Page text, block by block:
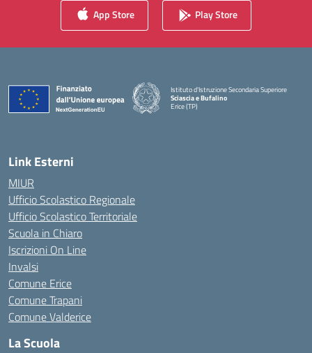
App Store Play Store
Istituto d'Istruzione Secondaria Superiore
Sciascia e Bufalino
Erice (TP)
Link Esterni
MIUR
Ufficio Scolastico Regionale
Ufficio Scolastico Territoriale
Scuola in Chiaro
Iscrizioni On Line
Invalsi
Comune Erice
Comune Trapani
Comune Valderice
La Scuola